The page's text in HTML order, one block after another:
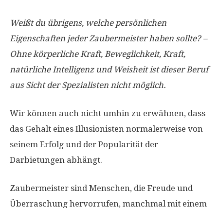
Weißt du übrigens, welche persönlichen
Eigenschaften jeder Zaubermeister haben sollte? –
Ohne körperliche Kraft, Beweglichkeit, Kraft,
natürliche Intelligenz und Weisheit ist dieser Beruf
aus Sicht der Spezialisten nicht möglich.
Wir können auch nicht umhin zu erwähnen, dass
das Gehalt eines Illusionisten normalerweise von
seinem Erfolg und der Popularität der
Darbietungen abhängt.
Zaubermeister sind Menschen, die Freude und
Überraschung hervorrufen, manchmal mit einem